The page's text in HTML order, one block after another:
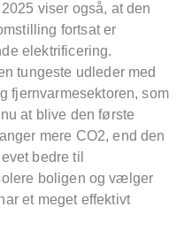
viser også, at den
fortsat er
elektrificering.
tungeste udleder med
fjernvarmesektoren, som
at blive den første
mere CO2, end den
bedre til
boligen og vælger
et meget effektivt